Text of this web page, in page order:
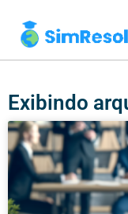
Exibindo